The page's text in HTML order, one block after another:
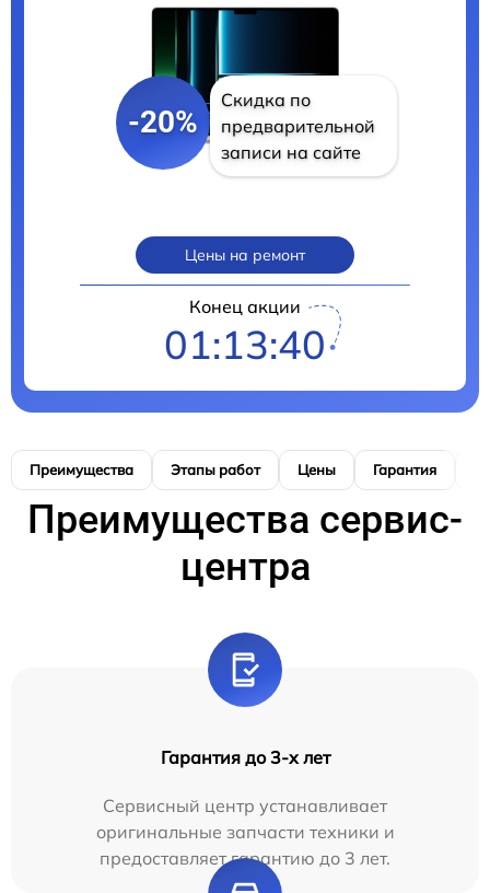
-20%
Скидка по
предварительной
записи на сайте
Цены на ремонт
Конец акции
01:13:39
Преимущества Этапы работ Цены Гарантия
Преимущества сервис-
центра
Гарантия до 3-х лет
Сервисный центр устанавливает
оригинальные запчасти техники и
предоставляет гарантию до 3 лет.